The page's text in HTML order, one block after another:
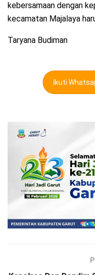
kebersamaan dengan
kecamatan Majalaya
Taryana Budiman
Ikuti